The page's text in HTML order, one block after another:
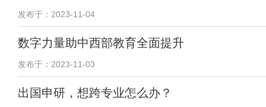
发布于：2023-11-04
数字力量助中西部教育全面提升
发布于：2023-11-03
出国申研，想跨专业怎么办？